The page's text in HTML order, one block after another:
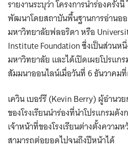
รายงานระบุว่า โครงการนำร่องครั้ง
พัฒนาโดยสถาบันพื้นฐานการอ่านอ
มหาวิทยาลัยฟลอริดา หรือ
Institute Foundation ซึ่งเป็นส่วน
มหาวิทยาลัย และได้เปิดเผยโปรแก
สัมมนาออนไลน์เมื่อวันที่ 6 ธันวาคม
เควิน เบอร์รี (Kevin Berry) ผู้อำน
ของโรงเรียนนำร่องที่นำโปรแกรมดั
เจ้าหน้าที่ของโรงเรียนต่างตั้งความ
สามารถต่อยอดไปจนถึงปีหน้าได้